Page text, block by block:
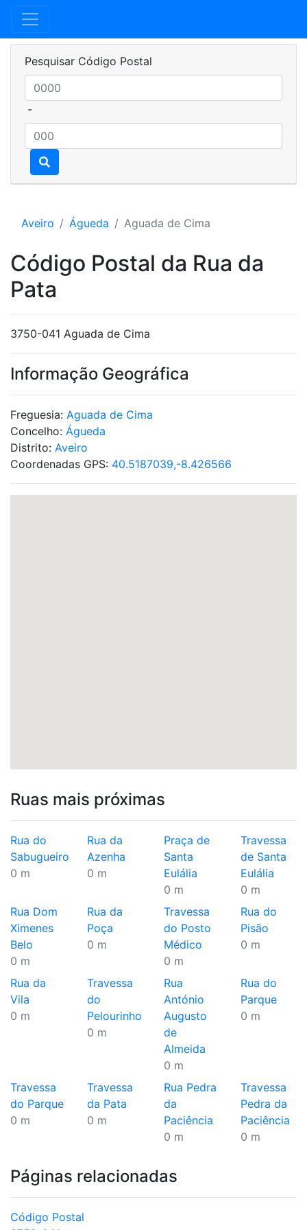
Pesquisar Código Postal
-
Aveiro Águeda Aguada de Cima
Código Postal da Rua da
Pata
3750-041 Aguada de Cima
Informação Geográfica
Freguesia: Aguada de Cima
Concelho: Águeda
Distrito: Aveiro
Coordenadas GPS: 40.5187039,-8.426566
Ruas mais próximas
Rua do
Sabugueiro
0 m
Rua da
Azenha
0 m
Praça de
Santa
Eulália
0 m
Travessa
de Santa
Eulália
0 m
Rua Dom
Ximenes
Belo
0 m
Rua da
Poça
0 m
Travessa
do Posto
Médico
0 m
Rua do
Pisão
0 m
Rua da
Vila
0 m
Travessa
do
Pelourinho
0 m
Rua
António
Augusto
de
Almeida
0 m
Rua do
Parque
0 m
Travessa
do Parque
0 m
Travessa
da Pata
0 m
Rua Pedra
da
Paciência
0 m
Travessa
Pedra da
Paciência
0 m
Páginas relacionadas
Código Postal